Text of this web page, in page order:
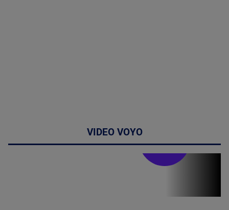
VIDEO VOYO